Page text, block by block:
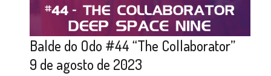
Balde do Odo #44 “The Collaborator”
9 de agosto de 2023